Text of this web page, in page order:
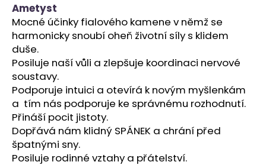
Ametyst
Mocné účinky fialového kamene v němž se
harmonicky snoubí oheň životní síly s klidem
duše.
Posiluje naší vůli a zlepšuje koordinaci nervové
soustavy.
Podporuje intuici a otevírá k novým myšlenkám
a tím nás podporuje ke správnému rozhodnutí.
Přináší pocit jistoty.
Dopřává nám klidný SPÁNEK a chrání před
špatnými sny.
Posiluje rodinné vztahy a přátelství.
HLEDAT
D
o
p
o
r
u